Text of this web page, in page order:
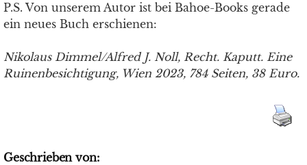
P.S. Von unserem Autor ist bei Bahoe-Books gerade
ein neues Buch erschienen:
Nikolaus Dimmel/Alfred J. Noll, Recht. Kaputt. Eine
Ruinenbesichtigung, Wien 2023, 784 Seiten, 38 Euro.
Geschrieben von: